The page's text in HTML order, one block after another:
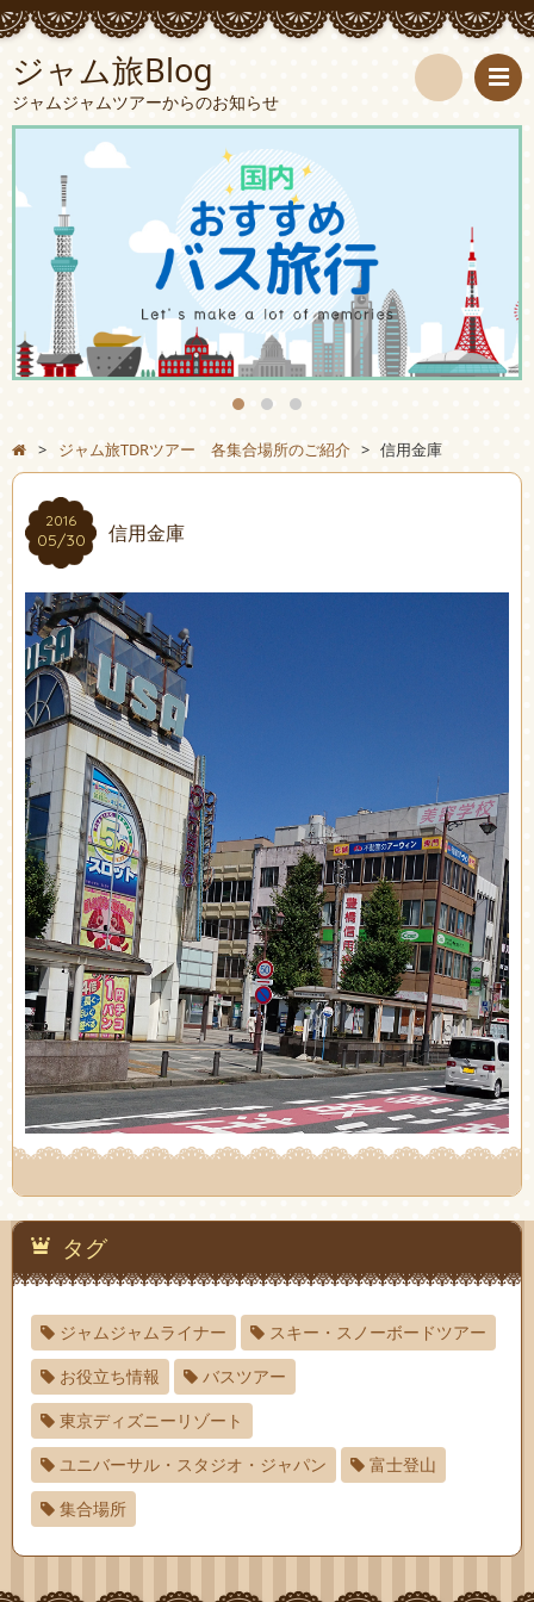
ジャム旅Blog
ジャムジャムツアーからのお知らせ
検
> ジャム旅TDRツアー 各集合場所のご紹介 > 信用金庫
2016
05/30 信用金庫
タグ
ジャムジャムライナー
スキー・スノーボードツアー
お役立ち情報
バスツアー
東京ディズニーリゾート
ユニバーサル・スタジオ・ジャパン
富士登山
集合場所